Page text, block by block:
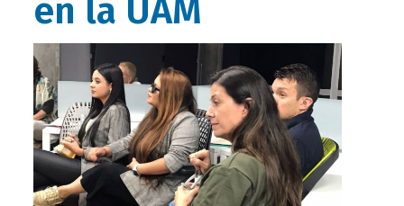
en la UAM